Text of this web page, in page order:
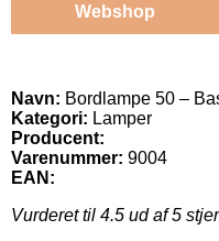
Webshop
Navn: Bordlampe 50 –
Kategori: Lamper
Producent:
Varenummer: 9004
EAN:
Vurderet til 4.5 ud af 5